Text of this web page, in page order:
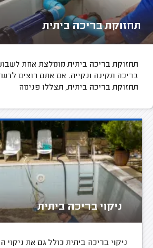
תחזוקת בריכה ביתית
תחזוקת בריכה ביתית מומלצת אחת
בריכה תקינה ונקייה. אם אתם רוצים
תחזוקת בריכה ביתית, תצללו פנימה
ניקוי בריכה ביתית
ניקוי בריכה ביתית כולל גם את ניקוי